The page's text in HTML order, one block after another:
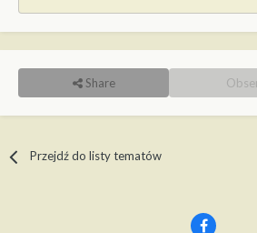
Share
Przejdź do listy tematów